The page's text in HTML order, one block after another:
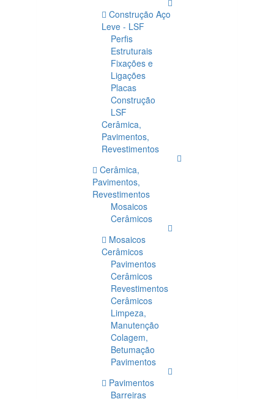
Construção Aço
Leve - LSF
Perfis
Estruturais
Fixações e
Ligações
Placas
Construção
LSF
Cerâmica,
Pavimentos,
Revestimentos
Cerâmica,
Pavimentos,
Revestimentos
Mosaicos
Cerâmicos
Mosaicos
Cerâmicos
Pavimentos
Cerâmicos
Revestimentos
Cerâmicos
Limpeza,
Manutenção
Colagem,
Betumação
Pavimentos
Pavimentos
Barreiras